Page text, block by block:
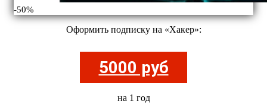
-50%
Оформить подписку на «Хакер»:
5000 руб
на 1 год